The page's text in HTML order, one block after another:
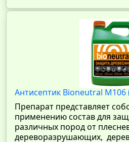
Антисептик Bioneutral
Препарат представляет
применению состав для
различных пород от
дереворазрушающих,